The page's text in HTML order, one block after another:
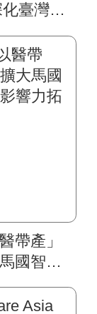
臺灣智
帶產」
國智慧